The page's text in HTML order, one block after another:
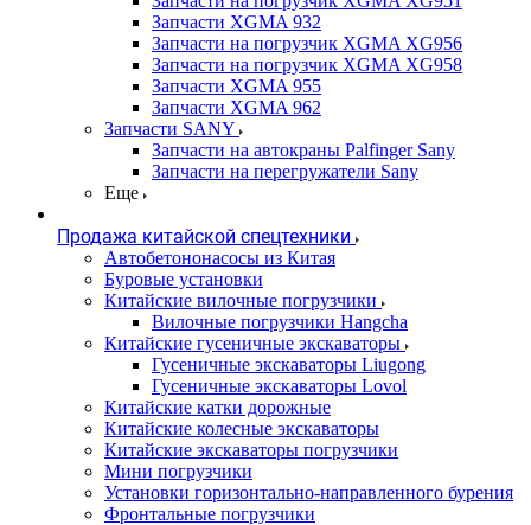
Запчасти XGMA 932
Запчасти на погрузчик XGMA XG956
Запчасти на погрузчик XGMA XG958
Запчасти XGMA 955
Запчасти XGMA 962
Запчасти SANY
Запчасти на автокраны Palfinger Sany
Запчасти на перегружатели Sany
Еще
Продажа китайской спецтехники
Автобетононасосы из Китая
Буровые установки
Китайские вилочные погрузчики
Вилочные погрузчики Hangcha
Китайские гусеничные экскаваторы
Гусеничные экскаваторы Liugong
Гусеничные экскаваторы Lovol
Китайские катки дорожные
Китайские колесные экскаваторы
Китайские экскаваторы погрузчики
Мини погрузчики
Установки горизонтально-направленного бурения
Фронтальные погрузчики